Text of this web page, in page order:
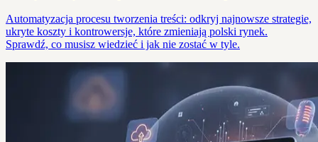
Automatyzacja procesu tworzenia treści: odkryj najnowsze strategie,
ukryte koszty i kontrowersje, które zmieniają polski rynek.
Sprawdź, co musisz wiedzieć i jak nie zostać w tyle.